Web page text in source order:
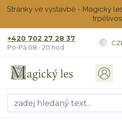
Stránky ve výstavbě - Magický
+420 702 27 28 37
Po-Pá 08 - 20 hod